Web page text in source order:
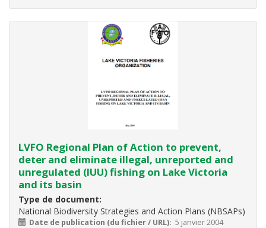
LVFO Regional Plan of Action to prevent,
deter and eliminate illegal, unreported and
unregulated (IUU) fishing on Lake Victoria
and its basin
Type de document
National Biodiversity Strategies and Action Plans (NBSAPs)
Date de publication (du fichier / URL) 5 janvier 2004